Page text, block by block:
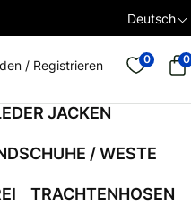
Deutsch
/ Registrieren 0 0
JACKEN
/ WESTE
TRACHTENHOSEN